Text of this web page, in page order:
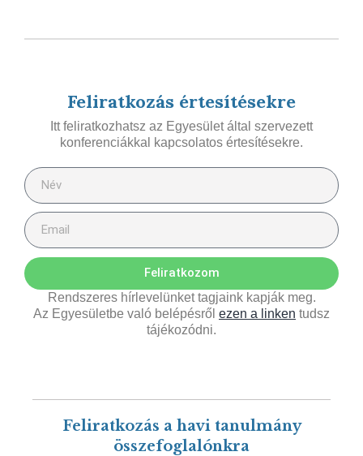
Feliratkozás értesítésekre
Itt feliratkozhatsz az Egyesület által szervezett
konferenciákkal kapcsolatos értesítésekre.
Feliratkozom
Rendszeres hírlevelünket tagjaink kapják meg.
Az Egyesületbe való belépésről ezen a linken tudsz
tájékozódni.
Feliratkozás a havi tanulmány
összefoglalónkra